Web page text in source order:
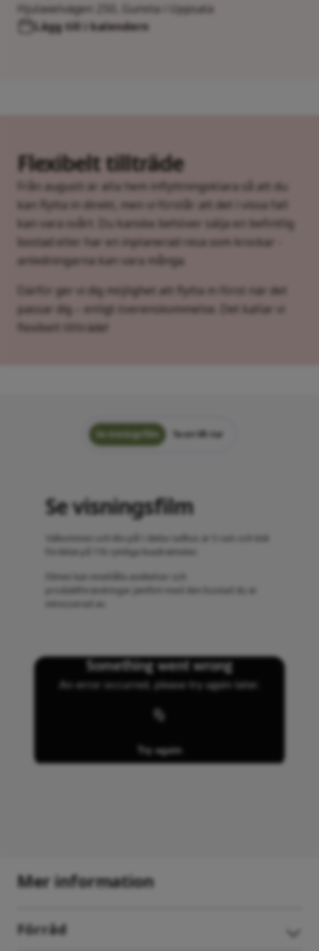
Hjulaxelvägen 250, Gunsta i Uppsala
Lägg till i kalendern
Flexibelt tillträde
Från augusti är alla hem inflyttningsklara så att du
kan flytta in direkt, men vi förstår att det i vissa fall
kan vara svårt. Du kanske behöver sälja en befintlig
bostad eller har en inplanerad resa som krockar -
anledningarna kan vara många.
Därför ger vi dig möjlighet att flytta in först när det
passar dig – enligt överenskommelse. Det kallar vi
flexibelt tillträde!
Se visningsfilm Ta en VR-tur
Se visningsfilm
Välkommen och kliv på! I detta radhus är 5 rum och kök
fördelat på 118 rymliga kvadratmeter.
Filmen kan innehålla avvikelser och
produktförändringar jämfört med den bostad du är
intresserad av.
Ta en VR-tur
kan det finnas detaljer och materialval som skiljer sig
från bostäderna i det projekt som du är intresserad av.
Mer information
Förråd